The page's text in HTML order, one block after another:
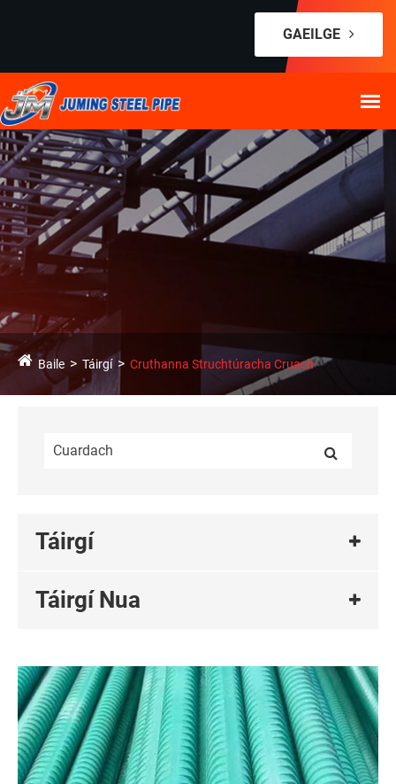
GAEILGE
Baile Táirgí Cruthanna Struchtúracha Cruach
Táirgí
Táirgí Nua